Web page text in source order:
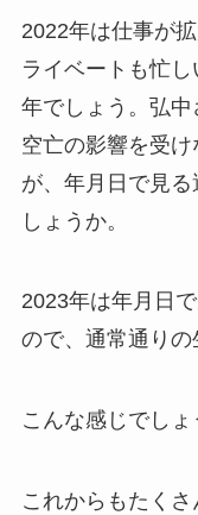
2022年は仕事が
ライベートも忙
年でしょう。弘
空亡の影響を受
が、年月日で見
しょうか。
2023年は年月日
ので、通常通りの
こんな感じでしょ
これからもたくさ